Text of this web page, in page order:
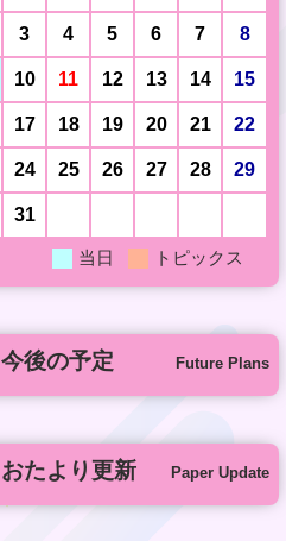
3 4 5 6 7 8
10 11 12 13 14 15
17 18 19 20 21 22
24 25 26 27 28 29
31
当日 トピックス
今後の予定 Future Plans
おたより更新 Paper Update